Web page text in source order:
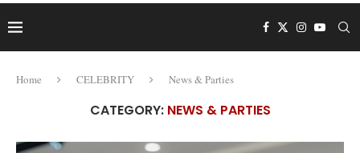
Home CELEBRITY News & Parties
CATEGORY: NEWS & PARTIES